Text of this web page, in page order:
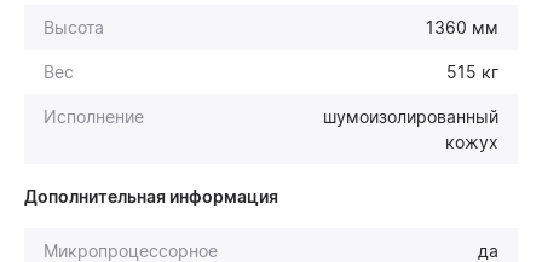
Высота 1360 мм
Вес 515 кг
Исполнение
шумоизолированный
кожух
Дополнительная информация
Микропроцессорное
да